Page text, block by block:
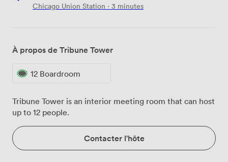
Chicago Union Station · 3 minutes
À propos de Tribune Tower
12 Boardroom
Tribune Tower is an interior meeting room that can host
up to 12 people.
Contacter l'hôte